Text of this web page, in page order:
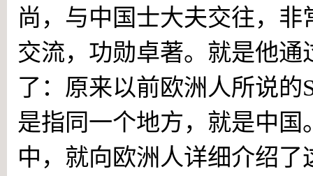
尚，与中国士大夫交往，
交流，功勋卓著。就是他
了：原来以前欧洲人所说的
是指同一个地方，就是中
中，就向欧洲人详细介绍